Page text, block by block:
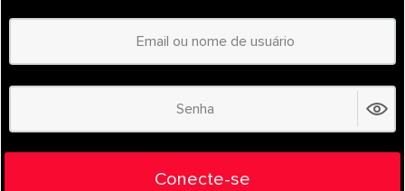
THREE GOAL
Conecte-se